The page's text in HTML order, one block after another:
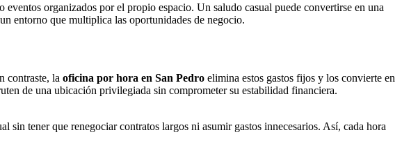
organizados por el propio espacio. Un saludo casual puede convertirse en una
entorno que multiplica las oportunidades de negocio.
contraste, la oficina por hora en San Pedro elimina estos gastos fijos y los convierte en
de una ubicación privilegiada sin comprometer su estabilidad financiera.
sin tener que renegociar contratos largos ni asumir gastos innecesarios. Así, cada hora